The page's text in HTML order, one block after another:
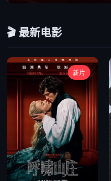
🎬 最新电影
新片